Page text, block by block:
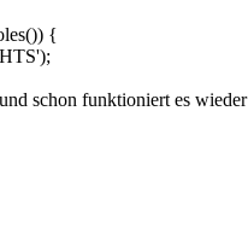
{
schon funktioniert es wieder